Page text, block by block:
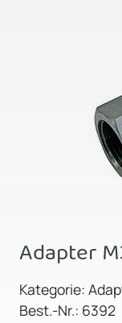
Adapter
Kategorie:
Best.-Nr.: 6392